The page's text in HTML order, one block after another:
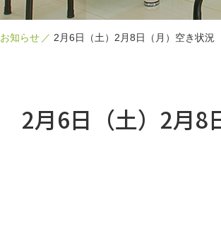
お知らせ 2月6日（土）2月8日（月）空き状況
2月6日（土）2月8